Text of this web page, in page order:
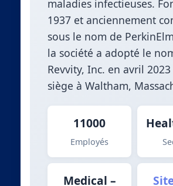
maladies infectieuses.
1937 et anciennement
sous le nom de
la société a adopté le
Revvity, Inc. en avril
siège à Waltham,
11000
Employés
Medical –